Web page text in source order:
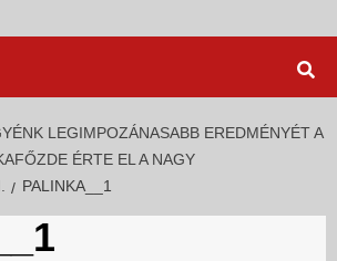
LEGIMPOZÁNASABB EREDMÉNYÉT A
ÉRTE EL A NAGY
PALINKA__1